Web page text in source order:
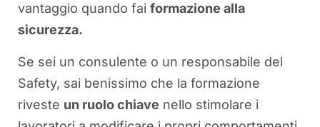
vantaggio quando fai formazione alla
sicurezza.
Se sei un consulente o un responsabile del
Safety, sai benissimo che la formazione
riveste un ruolo chiave nello stimolare i